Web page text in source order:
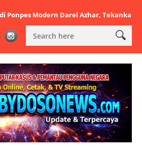
Darel Azhar, Tekankan Pentingnya